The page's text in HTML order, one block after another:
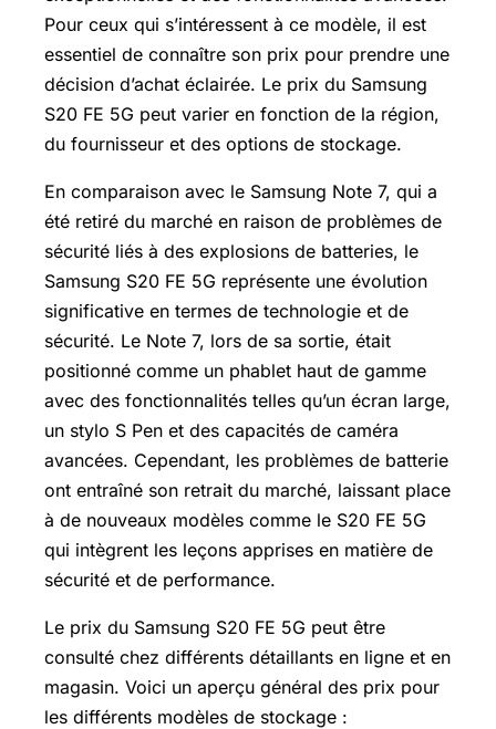
Pour ceux qui s’intéressent à ce modèle, il est
essentiel de connaître son prix pour prendre une
décision d’achat éclairée. Le prix du Samsung
S20 FE 5G peut varier en fonction de la région,
du fournisseur et des options de stockage.
En comparaison avec le Samsung Note 7, qui a
été retiré du marché en raison de problèmes de
sécurité liés à des explosions de batteries, le
Samsung S20 FE 5G représente une évolution
significative en termes de technologie et de
sécurité. Le Note 7, lors de sa sortie, était
positionné comme un phablet haut de gamme
avec des fonctionnalités telles qu’un écran large,
un stylo S Pen et des capacités de caméra
avancées. Cependant, les problèmes de batterie
ont entraîné son retrait du marché, laissant place
à de nouveaux modèles comme le S20 FE 5G
qui intègrent les leçons apprises en matière de
sécurité et de performance.
Le prix du Samsung S20 FE 5G peut être
consulté chez différents détaillants en ligne et en
magasin. Voici un aperçu général des prix pour
les différents modèles de stockage :